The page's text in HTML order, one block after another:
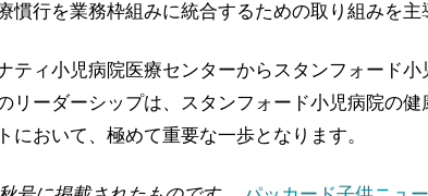
慣行を業務枠組みに統合するための取り組みを主
ティ小児病院医療センターからスタンフォード小
リーダーシップは、スタンフォード小児病院の健
において、極めて重要な一歩となります。